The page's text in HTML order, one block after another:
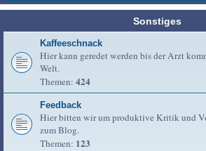
Sonstiges
Kaffeeschnack
Hier kann geredet werden bis der Arzt
Welt.
Themen: 424
Feedback
Hier bitten wir um produktive Kritik und
zum Blog.
Themen: 123